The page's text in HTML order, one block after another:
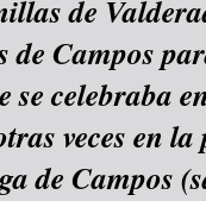
de
de Campos
celebraba
veces en
de Campos